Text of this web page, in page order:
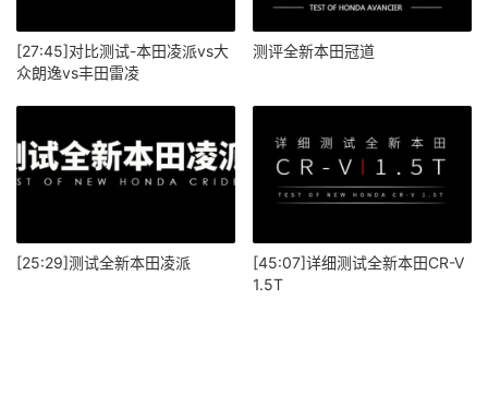
[27:45]对比测试-本田凌派vs大
众朗逸vs丰田雷凌
测评全新本田冠道
[25:29]测试全新本田凌派
[45:07]详细测试全新本田CR-V
1.5T